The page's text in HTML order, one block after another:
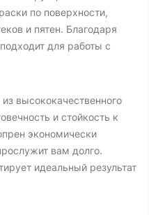
по поверхности,
и пятен. Благодаря
для работы с
высококачественного
и стойкость к
экономически
вам долго.
идеальный результат